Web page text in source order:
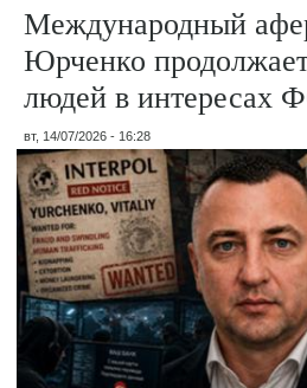
Международный
Юрченко
людей в интересах
вт, 14/07/2026 - 16:28